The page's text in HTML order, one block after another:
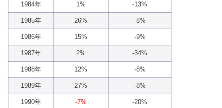
1984年 1% -13%
1985年 26% -8%
1986年 15% -9%
1987年 2% -34%
1988年 12% -8%
1989年 27% -8%
1990年 -7% -20%